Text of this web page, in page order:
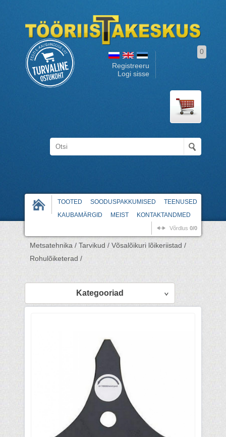
Registreeru
Logi sisse
0
TOOTED SOODUSPAKKUMISED
TEENUSED
KAUBAMÄRGID
MEIST KONTAKTANDMED
Võrdlus 0/0
Metsatehnika / Tarvikud / Võsalõikuri lõikeriistad /
Rohulõiketerad /
Kategooriad